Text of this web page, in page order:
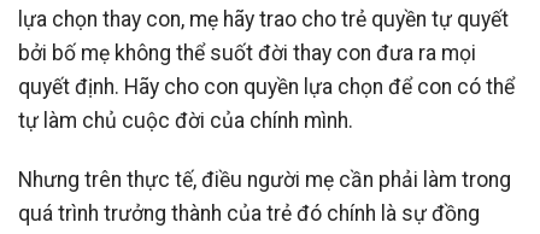
lựa chọn thay con, mẹ hãy trao cho trẻ quyền tự quyết
bởi bố mẹ không thể suốt đời thay con đưa ra mọi
quyết định. Hãy cho con quyền lựa chọn để con có thể
tự làm chủ cuộc đời của chính mình.
Nhưng trên thực tế, điều người mẹ cần phải làm trong
quá trình trưởng thành của trẻ đó chính là sự đồng